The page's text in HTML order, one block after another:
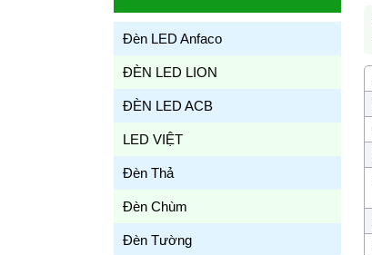
Đèn LED Anfaco
ĐÈN LED LION
ĐÈN LED ACB
LED VIỆT
Đèn Thả
Đèn Chùm
Đèn Tường